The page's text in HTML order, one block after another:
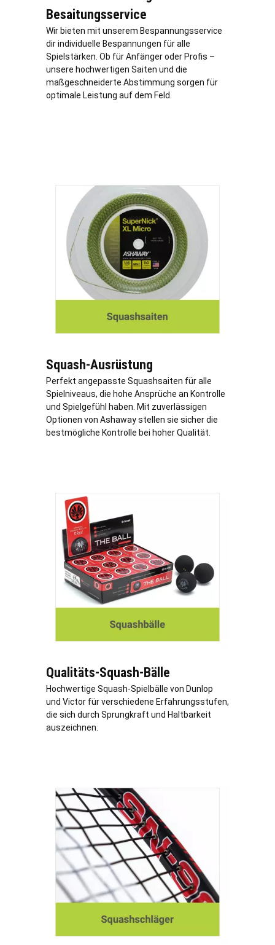
Besaitungsservice
Wir bieten mit unserem Bespannungsservice
dir individuelle Bespannungen für alle
Spielstärken. Ob für Anfänger oder Profis –
unsere hochwertigen Saiten und die
maßgeschneiderte Abstimmung sorgen für
optimale Leistung auf dem Feld.
Squash-Ausrüstung
Perfekt angepasste Squashsaiten für alle
Spielniveaus, die hohe Ansprüche an Kontrolle
und Spielgefühl haben. Mit zuverlässigen
Optionen von Ashaway stellen sie sicher die
bestmögliche Kontrolle bei hoher Qualität.
Qualitäts-Squash-Bälle
Hochwertige Squash-Spielbälle von Dunlop
und Victor für verschiedene Erfahrungsstufen,
die sich durch Sprungkraft und Haltbarkeit
auszeichnen.